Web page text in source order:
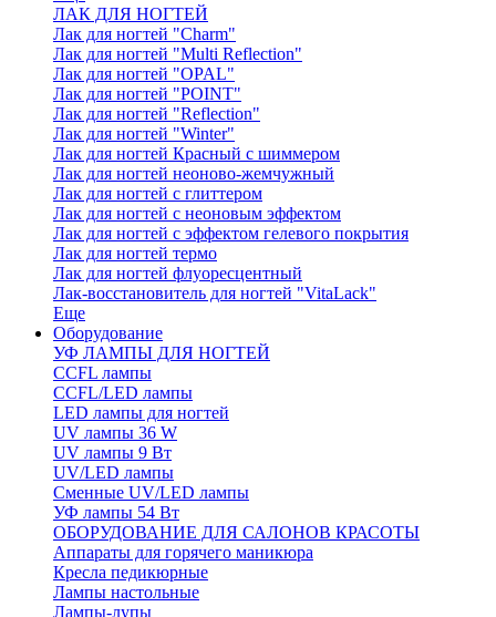
ЛАК ДЛЯ НОГТЕЙ
Лак для ногтей "Charm"
Лак для ногтей "Multi Reflection"
Лак для ногтей "OPAL"
Лак для ногтей "POINT"
Лак для ногтей "Reflection"
Лак для ногтей "Winter"
Лак для ногтей Красный с шиммером
Лак для ногтей неоново-жемчужный
Лак для ногтей с глиттером
Лак для ногтей с неоновым эффектом
Лак для ногтей с эффектом гелевого покрытия
Лак для ногтей термо
Лак для ногтей флуоресцентный
Лак-восстановитель для ногтей "VitaLack"
Еще
Оборудование
УФ ЛАМПЫ ДЛЯ НОГТЕЙ
CCFL лампы
CCFL/LED лампы
LED лампы для ногтей
UV лампы 36 W
UV лампы 9 Вт
UV/LED лампы
Сменные UV/LED лампы
УФ лампы 54 Вт
ОБОРУДОВАНИЕ ДЛЯ САЛОНОВ КРАСОТЫ
Аппараты для горячего маникюра
Кресла педикюрные
Лампы настольные
Лампы-лупы